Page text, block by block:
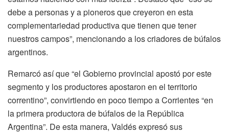
debe a personas y a pioneros que creyeron en esta
complementariedad productiva que tienen que tener
nuestros campos”, mencionando a los criadores de búfalos
argentinos.
Remarcó así que “el Gobierno provincial apostó por este
segmento y los productores apostaron en el territorio
correntino”, convirtiendo en poco tiempo a Corrientes “en
la primera productora de búfalos de la República
Argentina”. De esta manera, Valdés expresó sus